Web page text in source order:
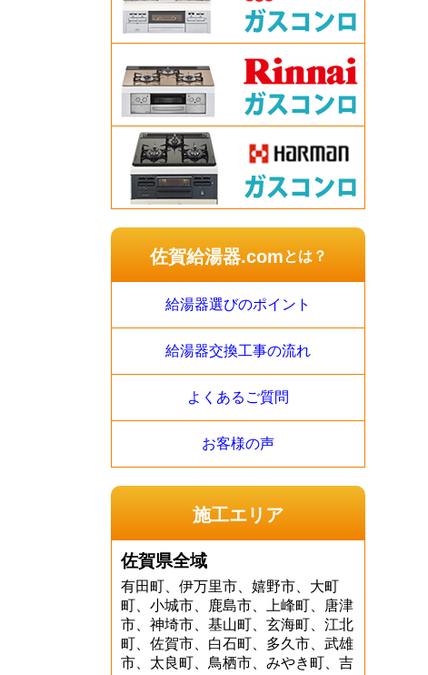
佐賀給湯器.comとは？
給湯器選びのポイント
給湯器交換工事の流れ
よくあるご質問
お客様の声
施工エリア
佐賀県全域
有田町、伊万里市、嬉野市、大町
町、小城市、鹿島市、上峰町、唐津
市、神埼市、基山町、玄海町、江北
町、佐賀市、白石町、多久市、武雄
市、太良町、鳥栖市、みやき町、吉